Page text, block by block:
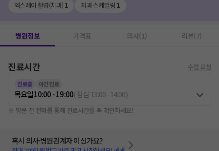
엑스레이 촬영(치과) 1 치과 스케일링 1
병원정보 가격표 의사(1) 리뷰(7)
진료시간 수정 요청
진료중 야간진료
목요일10:00 - 19:00(점심 13:00-14:00)
※ 방문 전 전화를 통해 진료시간을 꼭 확인하세요!
혹시 의사·병원관계자 이신가요?